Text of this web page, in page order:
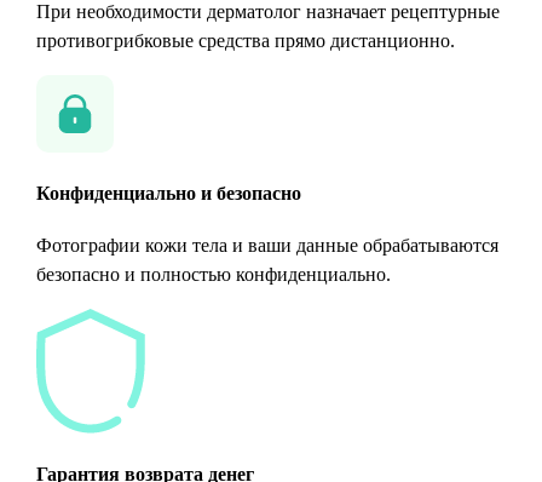
При необходимости дерматолог назначает рецептурные
противогрибковые средства прямо дистанционно.
Конфиденциально и безопасно
Фотографии кожи тела и ваши данные обрабатываются
безопасно и полностью конфиденциально.
Гарантия возврата денег